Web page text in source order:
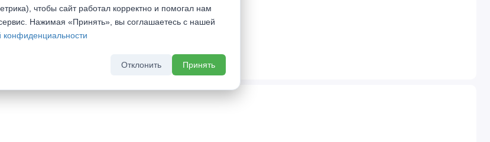
LOFT понравятся смелым людям, любящим
современного дизайна интерьеров.
система Securemme S21
чтобы сайт работал корректно и помогал нам
Нажимая «Принять», вы соглашаетесь с нашей
конфиденциальности
Отклонить Принять